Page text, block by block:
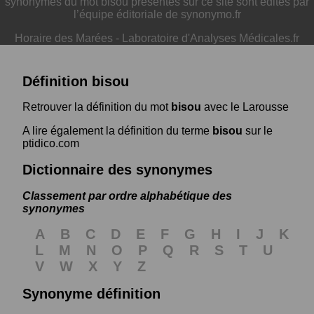
l’équipe éditoriale de synonymo.fr
Horaire des Marées - Laboratoire d'Analyses Médicales.fr
Définition bisou
Retrouver la définition du mot bisou avec le Larousse
A lire également la définition du terme bisou sur le
ptidico.com
Dictionnaire des synonymes
Classement par ordre alphabétique des
synonymes
A B C D E F G H I J
K
L
M N O P Q R S T
U
V
W X Y
Z
Synonyme définition